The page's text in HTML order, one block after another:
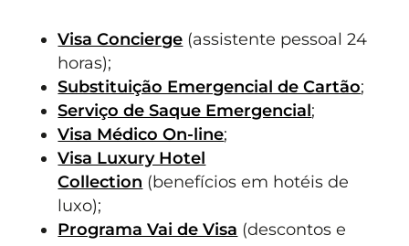
Visa Concierge (assistente pessoal 24
horas);
Substituição Emergencial de Cartão;
Serviço de Saque Emergencial;
Visa Médico On-line;
Visa Luxury Hotel
Collection (benefícios em hotéis de
luxo);
Programa Vai de Visa (descontos e